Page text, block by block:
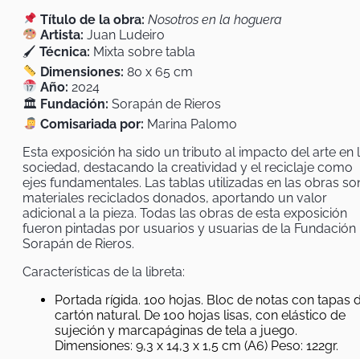
Título de la obra:Nosotros en la hoguera
Artista: Juan Ludeiro
🖌 Técnica: Mixta sobre tabla
Dimensiones: 80 x 65 cm
Año: 2024
🏛 Fundación: Sorapán de Rieros
Comisariada por: Marina Palomo
Esta exposición ha sido un tributo al impacto del arte en
sociedad, destacando la creatividad y el reciclaje como
ejes fundamentales. Las tablas utilizadas en las obras
materiales reciclados donados, aportando un valor
adicional a la pieza. Todas las obras de esta exposición
fueron pintadas por usuarios y usuarias de la Fundación
Sorapán de Rieros.
Características de la libreta:
Portada rígida. 100 hojas. Bloc de notas con tapas
cartón natural. De 100 hojas lisas, con elástico de
sujeción y marcapáginas de tela a juego.
Dimensiones: 9,3 x 14,3 x 1,5 cm (A6) Peso: 122gr.